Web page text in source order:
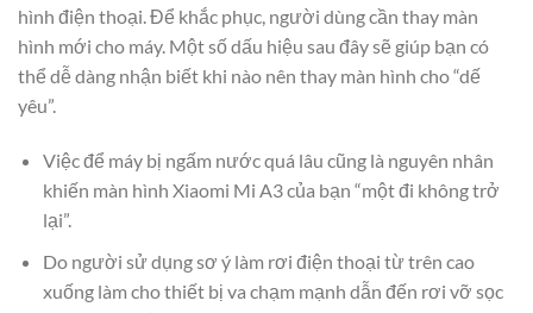
hình điện thoại. Để khắc phục, người dùng cần thay màn
hình mới cho máy. Một số dấu hiệu sau đây sẽ giúp bạn có
thể dễ dàng nhận biết khi nào nên thay màn hình cho “dế
yêu”.
Việc để máy bị ngấm nước quá lâu cũng là nguyên nhân
khiến màn hình Xiaomi Mi A3 của bạn “một đi không trở
lại”.
Do người sử dụng sơ ý làm rơi điện thoại từ trên cao
xuống làm cho thiết bị va chạm mạnh dẫn đến rơi vỡ sọc